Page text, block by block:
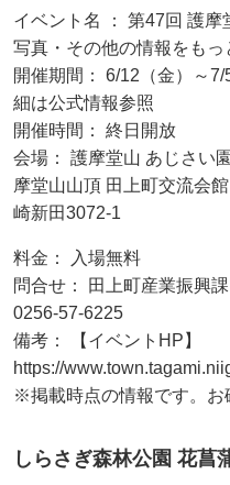
イベント名 ： 第47回 護摩
写真・その他の情報をもっ
開催期間： 6/12（金）～
細は公式情報参照
開催時間： 終日開放
会場： 護摩堂山 あじさい
摩堂山山頂 田上町交流会
崎新田3072-1
料金： 入場無料
問合せ： 田上町産業振興課
0256-57-6225
備考： 【イベントHP】
https://
※掲載時点の情報です。お
しらさぎ森林公園 花菖